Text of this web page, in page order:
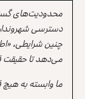
محدودیت‌های
دسترسی
چنین شرایطی،
می‌دهد تا حقیقت
ما وابسته به